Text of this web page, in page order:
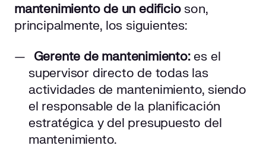
mantenimiento de un edificio son,
principalmente, los siguientes:
Gerente de mantenimiento: es el
supervisor directo de todas las
actividades de mantenimiento, siendo
el responsable de la planificación
estratégica y del presupuesto del
mantenimiento.